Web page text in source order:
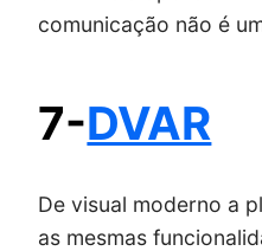
comunicação não é
7-DVAR
De visual moderno a
as mesmas